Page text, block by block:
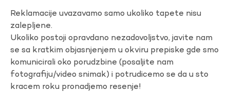
Reklamacije uvazavamo samo ukoliko tapete nisu
zalepljene.
Ukoliko postoji opravdano nezadovoljstvo, javite nam
se sa kratkim objasnjenjem u okviru prepiske gde smo
komunicirali oko porudzbine (posaljite nam
fotografiju/video snimak) i potrudicemo se da u sto
kracem roku pronadjemo resenje!